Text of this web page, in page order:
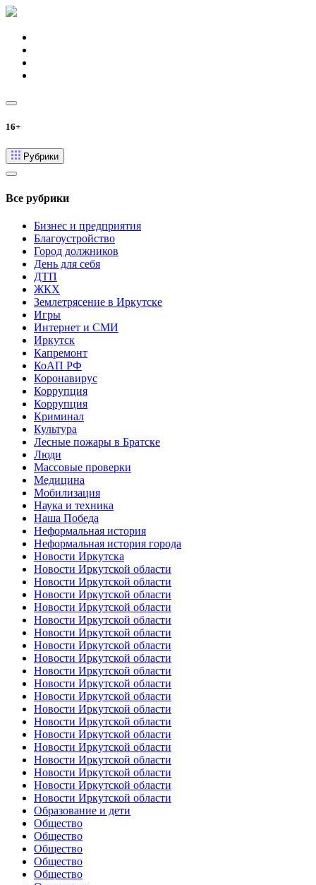
16+
Рубрики
Все рубрики
Бизнес и предприятия
Благоустройство
Город должников
День для себя
ДТП
ЖКХ
Землетрясение в Иркутске
Игры
Интернет и СМИ
Иркутск
Капремонт
КоАП РФ
Коронавирус
Коррупция
Коррупция
Криминал
Культура
Лесные пожары в Братске
Люди
Массовые проверки
Медицина
Мобилизация
Наука и техника
Наша Победа
Неформальная история
Неформальная история города
Новости Иркутска
Новости Иркутской области
Новости Иркутской области
Новости Иркутской области
Новости Иркутской области
Новости Иркутской области
Новости Иркутской области
Новости Иркутской области
Новости Иркутской области
Новости Иркутской области
Новости Иркутской области
Новости Иркутской области
Новости Иркутской области
Новости Иркутской области
Новости Иркутской области
Новости Иркутской области
Новости Иркутской области
Новости Иркутской области
Новости Иркутской области
Новости Иркутской области
Образование и дети
Общество
Общество
Общество
Общество
Общество